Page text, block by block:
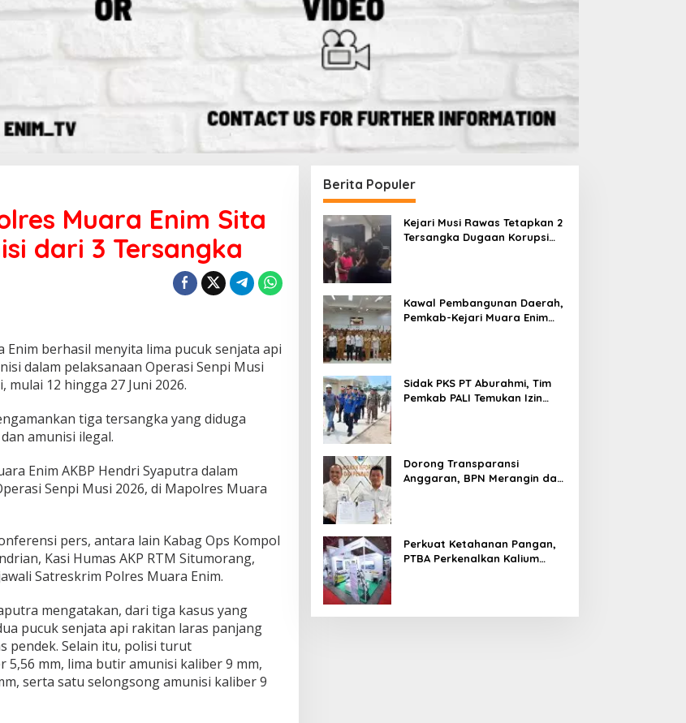
Muara Enim Sita
dari 3 Tersangka
Enim berhasil menyita lima pucuk senjata api
dalam pelaksanaan Operasi Senpi Musi
12 hingga 27 Juni 2026.
tiga tersangka yang diduga
amunisi ilegal.
Enim AKBP Hendri Syaputra dalam
Senpi Musi 2026, di Mapolres Muara
pers, antara lain Kabag Ops Kompol
Kasi Humas AKP RTM Situmorang,
Satreskrim Polres Muara Enim.
mengatakan, dari tiga kasus yang
pucuk senjata api rakitan laras panjang
pendek. Selain itu, polisi turut
mm, lima butir amunisi kaliber 9 mm,
serta satu selongsong amunisi kaliber 9
Berita Populer
Kejari Musi Rawas Tetapkan 2
Tersangka Dugaan Korupsi
Kawal Pembangunan Daerah,
Pemkab-Kejari Muara Enim
Sidak PKS PT Aburahmi, Tim
Pemkab PALI Temukan Izin
Dorong Transparansi
Anggaran, BPN Merangin dan
Perkuat Ketahanan Pangan,
PTBA Perkenalkan Kalium